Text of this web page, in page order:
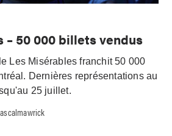
– 50 000 billets vendus
Les Misérables franchit 50 000
Dernières représentations au
25 juillet.